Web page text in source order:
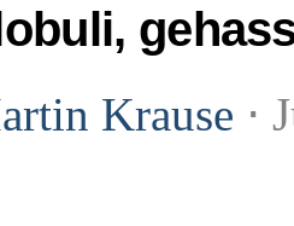
Krause ⋅